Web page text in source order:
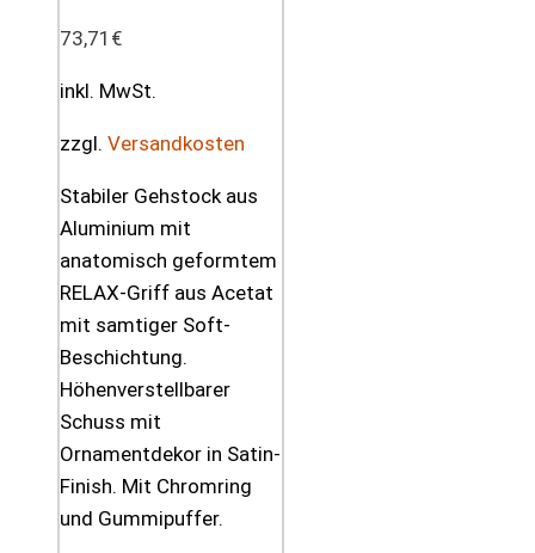
73,71 €
inkl. MwSt.
zzgl. Versandkosten
Stabiler Gehstock aus
Aluminium mit
anatomisch geformtem
RELAX-Griff aus Acetat
mit samtiger Soft-
Beschichtung.
Höhenverstellbarer
Schuss mit
Ornamentdekor in Satin-
Finish. Mit Chromring
und Gummipuffer.